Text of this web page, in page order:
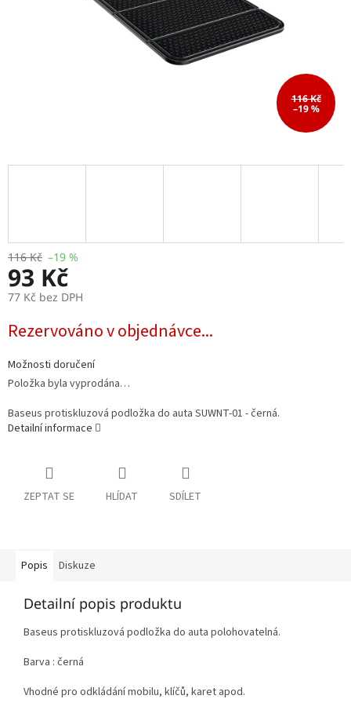
116 Kč
–19 %
116 Kč –19 %
93 Kč
77 Kč bez DPH
cena:
Rezervováno v objednávce...
Možnosti doručení
Položka byla vyprodána…
Baseus protiskluzová podložka do auta SUWNT-01 - černá.
Detailní informace
ZEPTAT SE HLÍDAT SDÍLET
Popis Diskuze
Detailní popis produktu
Baseus protiskluzová podložka do auta polohovatelná.
Barva : černá
Vhodné pro odkládání mobilu, klíčů, karet apod.